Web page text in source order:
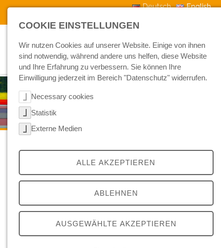
Skip to main navigation
Skip to main content
Skip to page footer Deutsch
English
Impressum
protection of data privacy
Contact and Navigation
About Friedrich Hippe
COOKIE EINSTELLUNGEN
Wir nutzen Cookies auf unserer Website. Einige von ihnen
sind notwendig, während andere uns helfen, diese Website
und Ihre Erfahrung zu verbessern. Sie können Ihre
Einwilligung jederzeit im Bereich "Datenschutz" widerrufen.
Necessary cookies
Statistik
Externe Medien
ALLE AKZEPTIEREN
ABLEHNEN
AUSGEWÄHLTE AKZEPTIEREN